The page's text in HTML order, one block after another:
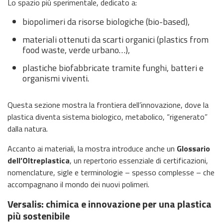
biopolimeri da risorse biologiche (bio-based),
materiali ottenuti da scarti organici (plastics from
food waste, verde urbano…),
plastiche biofabbricate tramite funghi, batteri e
organismi viventi.
Questa sezione mostra la frontiera dell’innovazione, dove la
plastica diventa sistema biologico, metabolico, “rigenerato”
dalla natura.
Accanto ai materiali, la mostra introduce anche un Glossario
dell’Oltreplastica, un repertorio essenziale di certificazioni,
nomenclature, sigle e terminologie – spesso complesse – che
accompagnano il mondo dei nuovi polimeri.
Versalis: chimica e innovazione per una plastica
più sostenibile